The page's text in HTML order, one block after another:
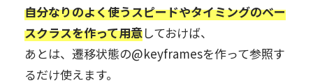
自分なりのよく使うスピードやタイミングのベー
スクラスを作って用意しておけば、
あとは、遷移状態の@keyframesを作って参照す
るだけ使えます。